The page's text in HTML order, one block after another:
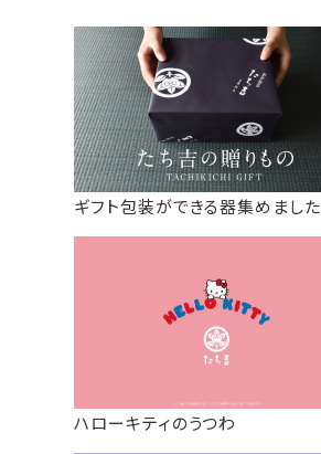
ギフト包装ができる器集めました
ハローキティのうつわ